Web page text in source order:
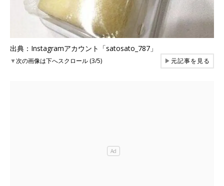
出典：Instagramアカウント「satosato_787」
▼次の画像は下へスクロール (3/5) ▶元記事を見る